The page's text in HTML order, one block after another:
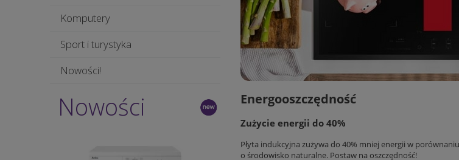
Komputery
Sport i turystyka
Nowości!
Nowości Energooszczędność
Zużycie energii do 40%
Płyta indukcyjna zużywa do 40% mniej energii w
o środowisko naturalne. Postaw na oszczędność!